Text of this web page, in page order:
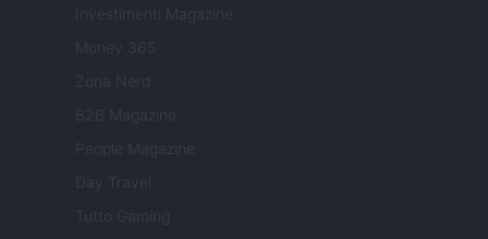
Investimenti Magazine
Money 365
Zona Nerd
B2B Magazine
People Magazine
Day Travel
Tutto Gaming